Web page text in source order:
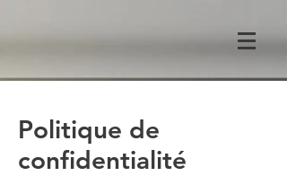
Politique de
confidentialité